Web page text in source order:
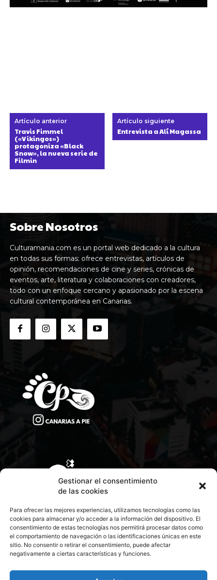
Gestionar el consentimiento
de las cookies
Para ofrecer las mejores experiencias, utilizamos tecnologías como las
cookies para almacenar y/o acceder a la información del dispositivo. El
consentimiento de estas tecnologías nos permitirá procesar datos como
el comportamiento de navegación o las identificaciones únicas en este
sitio. No consentir o retirar el consentimiento, puede afectar
negativamente a ciertas características y funciones.
Artículo anterior
Travis Fimmel
(«Vikingos»)
protagoniza «Black
Snow», la nueva serie de
Filmin
Artículo siguiente
Entrevista a Alí Magassa
Sobre Nosotros
Culturamania.com es un portal web dedicado a la cultura
en todas sus formas: ofrece entrevistas, artículos de
opinión, recomendaciones de cine y series, crónicas de
eventos, arte, literatura y colaboraciones con creadores,
todo con un enfoque cercano y apasionado por la escena
cultural contemporánea en Canarias.
CONTACTA CON NOSOTROS